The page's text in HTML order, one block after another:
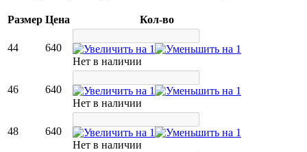
Размер Цена Кол-во
44
640
Нет в наличии
46
640
Нет в наличии
48
640
Нет в наличии